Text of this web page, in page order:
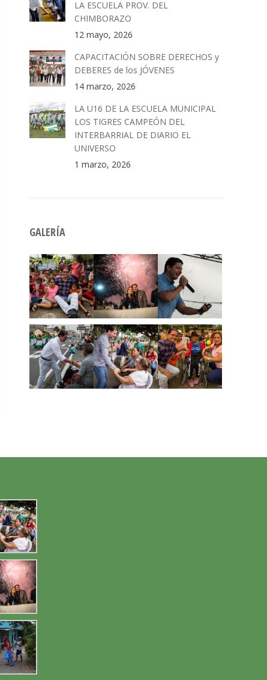
LA ESCUELA PROV. DEL
CHIMBORAZO
12 mayo, 2026
CAPACITACIÓN SOBRE DERECHOS y
DEBERES de los JÓVENES
14 marzo, 2026
LA U16 DE LA ESCUELA MUNICIPAL
LOS TIGRES CAMPEÓN DEL
INTERBARRIAL DE DIARIO EL
UNIVERSO
1 marzo, 2026
GALERÍA